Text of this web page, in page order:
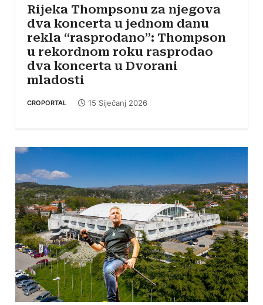
Rijeka Thompsonu za njegova
dva koncerta u jednom danu
rekla “rasprodano”: Thompson
u rekordnom roku rasprodao
dva koncerta u Dvorani
mladosti
CROPORTAL 15 Siječanj 2026